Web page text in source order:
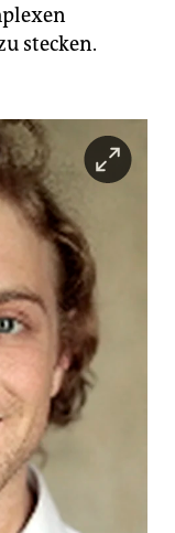
stecken.